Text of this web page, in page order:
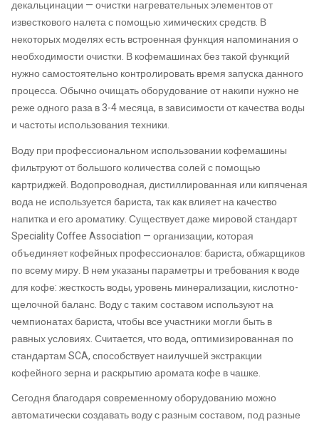
декальцинации — очистки нагревательных элементов от
известкового налета с помощью химических средств. В
некоторых моделях есть встроенная функция напоминания о
необходимости очистки. В кофемашинах без такой функций
нужно самостоятельно контролировать время запуска данного
процесса. Обычно очищать оборудование от накипи нужно не
реже одного раза в 3-4 месяца, в зависимости от качества воды
и частоты использования техники.
Воду при профессиональном использовании кофемашины
фильтруют от большого количества солей с помощью
картриджей. Водопроводная, дистиллированная или кипяченая
вода не используется бариста, так как влияет на качество
напитка и его ароматику. Существует даже мировой стандарт
Speciality Coffee Association — организации, которая
объединяет кофейных профессионалов: бариста, обжарщиков
по всему миру. В нем указаны параметры и требования к воде
для кофе: жесткость воды, уровень минерализации, кислотно-
щелочной баланс. Воду с таким составом используют на
чемпионатах бариста, чтобы все участники могли быть в
равных условиях. Считается, что вода, оптимизированная по
стандартам SCA, способствует наилучшей экстракции
кофейного зерна и раскрытию аромата кофе в чашке.
Сегодня благодаря современному оборудованию можно
автоматически создавать воду с разным составом, под разные